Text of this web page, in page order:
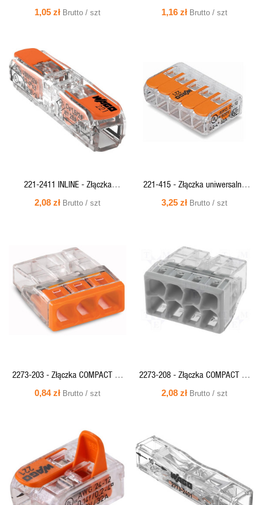
puszek instalacyjnych, 4x2,5mm
1,05 zł Brutto / szt
puszek instalacyjnych, 5x2,5mm
1,16 zł Brutto / szt
SZYBKI
PODGLĄD
221-2411 INLINE - Złączka
instalacyjna 0,2-4,0mm2 DR/LIN 1
2,08 zł Brutto / szt
SZYBKI
PODGLĄD
221-415 - Złączka uniwersalna
COMPACT 5x0,2-4mm DR/LIN
3,25 zł Brutto / szt
SZYBKI
PODGLĄD
2273-203 - Złączka COMPACT do
puszek instalacyjnych, 3x0,5-
0,84 zł Brutto / szt
SZYBKI
PODGLĄD
2273-208 - Złączka COMPACT do
puszek instalacyjnych, 8x0,5-
2,08 zł Brutto / szt
SZYBKI
PODGLĄD
SZYBKI
PODGLĄD